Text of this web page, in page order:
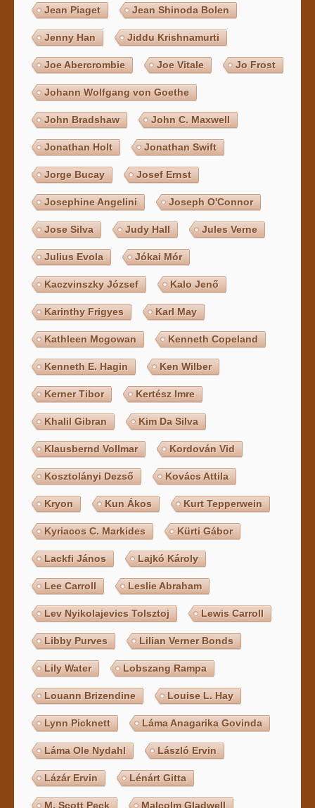
Jean Piaget Jean Shinoda Bolen
Jenny Han Jiddu Krishnamurti
Joe Abercrombie Joe Vitale Jo Frost
Johann Wolfgang von Goethe
John Bradshaw John C. Maxwell
Jonathan Holt Jonathan Swift
Jorge Bucay Josef Ernst
Josephine Angelini Joseph O'Connor
Jose Silva Judy Hall Jules Verne
Julius Evola Jókai Mór
Kaczvinszky József Kalo Jenő
Karinthy Frigyes Karl May
Kathleen Mcgowan Kenneth Copeland
Kenneth E. Hagin Ken Wilber
Kerner Tibor Kertész Imre
Khalil Gibran Kim Da Silva
Klausbernd Vollmar Kordován Vid
Kosztolányi Dezső Kovács Attila
Kryon Kun Ákos Kurt Tepperwein
Kyriacos C. Markides Kürti Gábor
Lackfi János Lajkó Károly
Lee Carroll Leslie Abraham
Lev Nyikolajevics Tolsztoj Lewis Carroll
Libby Purves Lilian Verner Bonds
Lily Water Lobszang Rampa
Louann Brizendine Louise L. Hay
Lynn Picknett Láma Anagarika Govinda
Láma Ole Nydahl László Ervin
Lázár Ervin Lénárt Gitta
M. Scott Peck Malcolm Gladwell